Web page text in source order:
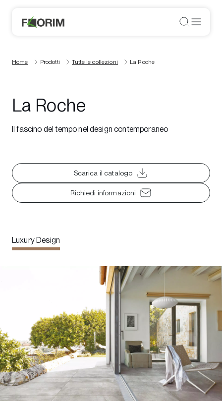
Home Prodotti Tutte le collezioni La Roche
La Roche
Il fascino del tempo nel design contemporaneo
Scarica il catalogo
Richiedi informazioni
Luxury Design